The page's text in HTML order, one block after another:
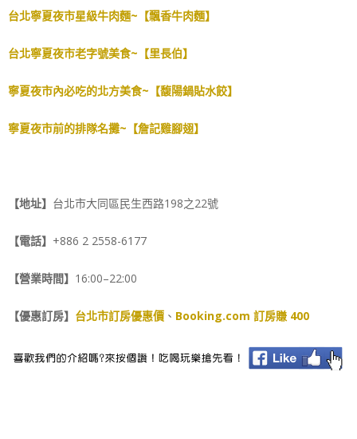
台北寧夏夜市星級牛肉麵~【飄香牛肉麵】
台北寧夏夜市老字號美食~【里長伯】
寧夏夜市內必吃的北方美食~【馥陽鍋貼水餃】
寧夏夜市前的排隊名攤~【詹記雞腳翅】
【地址】 台北市大同區民生西路198之22號
【電話】 +886 2 2558-6177
【營業時間】 16:00–22:00
【優惠訂房】 台北市訂房優惠價 、 Booking.com 訂房賺 400